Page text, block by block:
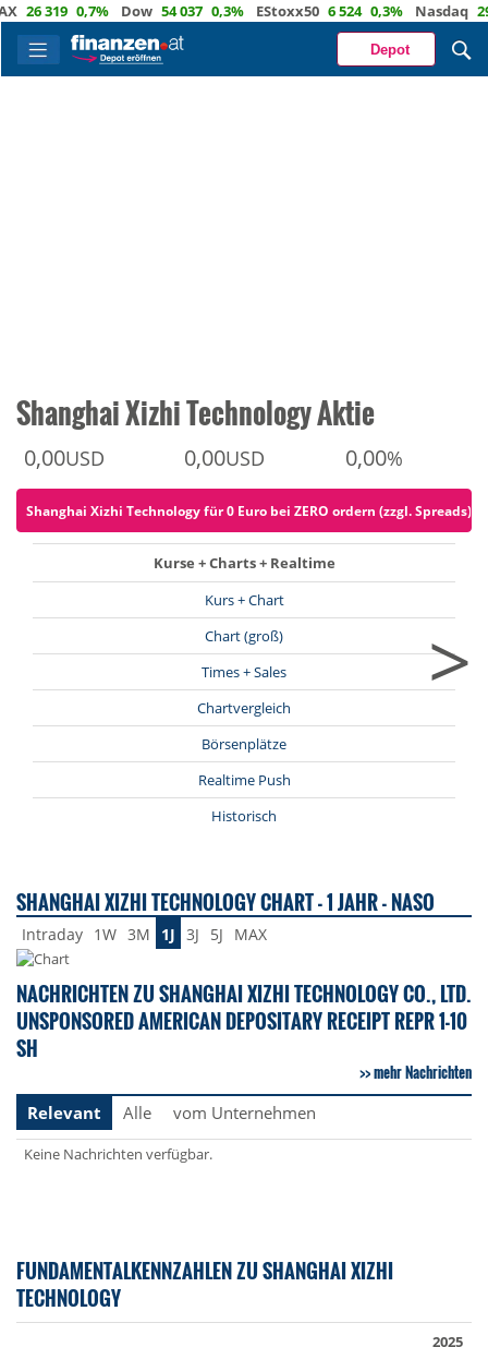
319 0,7% Dow 54 037 0,3% EStoxx50 6 524 0,3% Nasdaq 29 722
Depot
Shanghai Xizhi Technology Aktie
0,00USD 0,00USD 0,00%
Shanghai Xizhi Technology für 0 Euro bei ZERO ordern (zzgl. Spreads)
Kurse + Charts + Realtime
Kurs + Chart
Chart (groß)
Times + Sales
Chartvergleich
Börsenplätze
Realtime Push
Historisch
>
SHANGHAI XIZHI TECHNOLOGY CHART - 1 JAHR - NASO
Intraday 1W 3M 1J 3J 5J MAX
NACHRICHTEN ZU SHANGHAI XIZHI TECHNOLOGY CO., LTD.
UNSPONSORED AMERICAN DEPOSITARY RECEIPT REPR 1-10
SH
mehr Nachrichten
Relevant
Alle vom Unternehmen
Keine Nachrichten verfügbar.
FUNDAMENTALKENNZAHLEN ZU SHANGHAI XIZHI
TECHNOLOGY
2025